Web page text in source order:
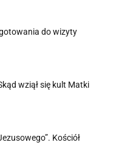
do wizyty
wziął się kult Matki
Kościół